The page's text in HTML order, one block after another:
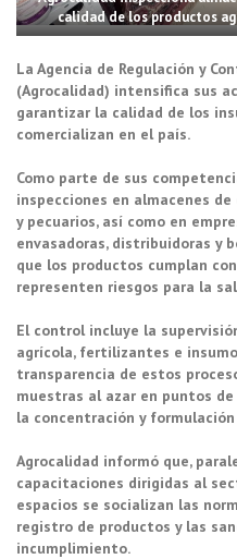
calidad de los productos
La Agencia de Regulación y
(Agrocalidad) intensifica sus
garantizar la calidad de los
comercializan en el país.
Como parte de sus
inspecciones en almacenes
y pecuarios, así como en
envasadoras, distribuidoras y
que los productos cumplan
representen riesgos para la
El control incluye la
agrícola, fertilizantes e
transparencia de estos
muestras al azar en puntos
la concentración y
Agrocalidad informó que,
capacitaciones dirigidas al
espacios se socializan las
registro de productos y las
incumplimiento.